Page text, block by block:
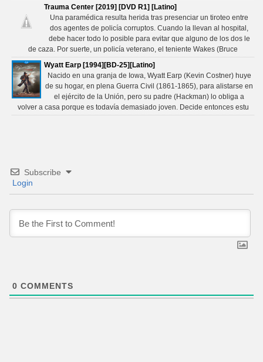
Trauma Center [2019] [DVD R1] [Latino]
Una paramédica resulta herida tras presenciar un tiroteo entre
dos agentes de policía corruptos. Cuando la llevan al hospital,
debe hacer todo lo posible para evitar que alguno de los dos le
de caza. Por suerte, un policía veterano, el teniente Wakes (Bruce
Wyatt Earp [1994][BD-25][Latino]
Nacido en una granja de Iowa, Wyatt Earp (Kevin Costner) huye
de su hogar, en plena Guerra Civil (1861-1865), para alistarse en
el ejército de la Unión, pero su padre (Hackman) lo obliga a
volver a casa porque es todavía demasiado joven. Decide entonces estu
Subscribe
Login
0 COMMENTS